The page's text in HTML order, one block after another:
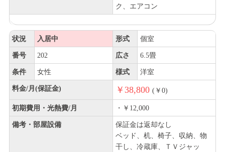
ク、エアコン
状況 入居中 形式 個室
番号 202 広さ 6.5畳
条件 女性 様式 洋室
料金/月(保証金) ￥38,800 (￥0)
初期費用・光熱費/月 ・￥12,000
備考・部屋設備
保証金は返却なし
ベッド、机、椅子、収納、物
干し、冷蔵庫、ＴＶジャッ